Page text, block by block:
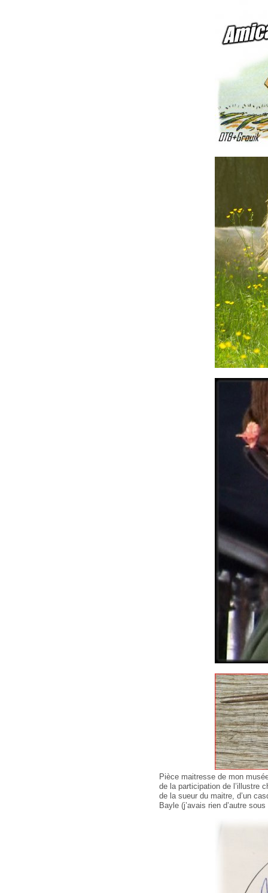
Pièce maitresse de mon
de la participation de l’illustre
de la sueur du maitre, d’un
Bayle (j’avais rien d’autre